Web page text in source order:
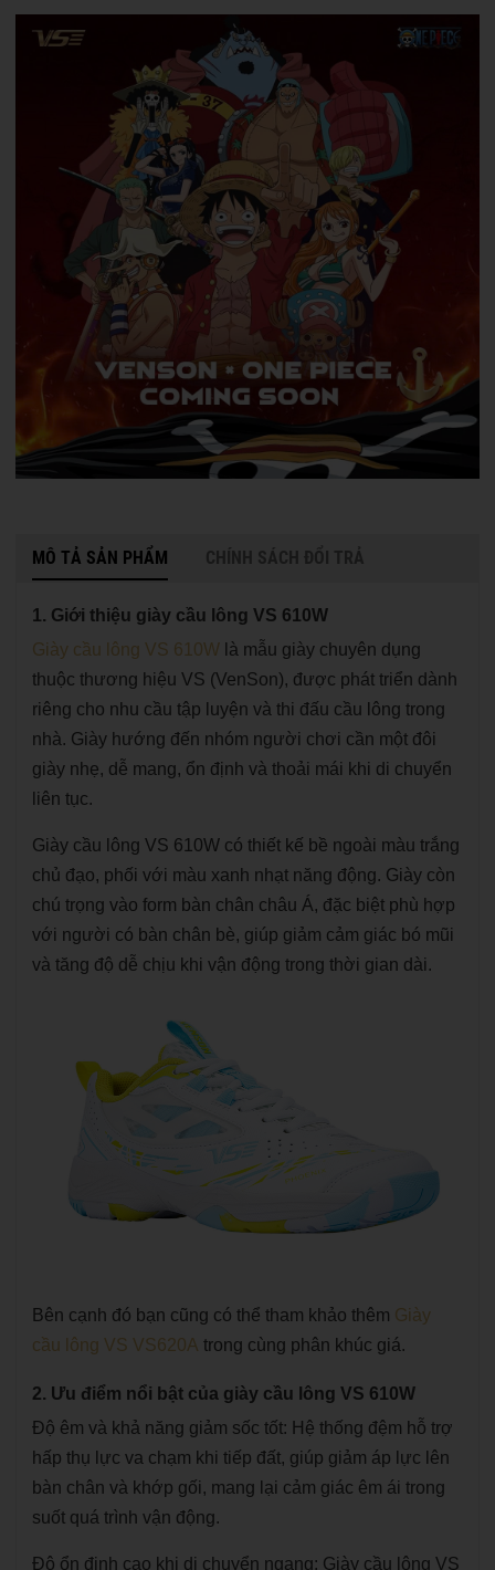
MÔ TẢ SẢN PHẨM CHÍNH SÁCH ĐỔI TRẢ
1. Giới thiệu giày cầu lông VS 610W
Giày cầu lông VS 610W là mẫu giày chuyên dụng
thuộc thương hiệu VS (VenSon), được phát triển dành
riêng cho nhu cầu tập luyện và thi đấu cầu lông trong
nhà. Giày hướng đến nhóm người chơi cần một đôi
giày nhẹ, dễ mang, ổn định và thoải mái khi di chuyển
liên tục.
Giày cầu lông VS 610W có thiết kế bề ngoài màu trắng
chủ đạo, phối với màu xanh nhạt năng động. Giày còn
chú trọng vào form bàn chân châu Á, đặc biệt phù hợp
với người có bàn chân bè, giúp giảm cảm giác bó mũi
và tăng độ dễ chịu khi vận động trong thời gian dài.
Bên cạnh đó bạn cũng có thể tham khảo thêm Giày
cầu lông VS VS620A trong cùng phân khúc giá.
2. Ưu điểm nổi bật của giày cầu lông VS 610W
Độ êm và khả năng giảm sốc tốt: Hệ thống đệm hỗ trợ
hấp thụ lực va chạm khi tiếp đất, giúp giảm áp lực lên
bàn chân và khớp gối, mang lại cảm giác êm ái trong
suốt quá trình vận động.
Độ ổn định cao khi di chuyển ngang: Giày cầu lông VS